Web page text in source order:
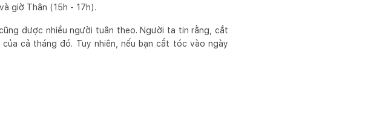
giờ Thân (15h - 17h).
được nhiều người tuân theo. Người ta tin rằng, cắt
cả tháng đó. Tuy nhiên, nếu bạn cắt tóc vào ngày